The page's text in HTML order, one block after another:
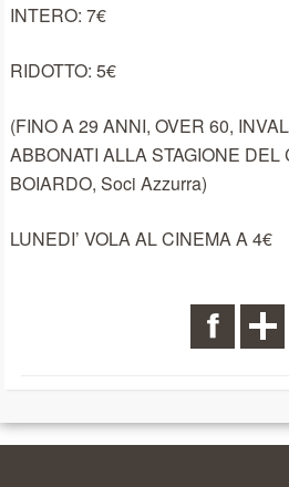
INTERO: 7€
RIDOTTO: 5€
(FINO A 29 ANNI, OVER 60,
ABBONATI ALLA STAGIONE DEL
BOIARDO, Soci Azzurra)
LUNEDI’ VOLA AL CINEMA A 4€